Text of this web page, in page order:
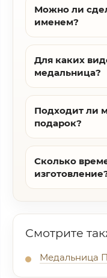
Можно ли
именем?
Для каких
медальница?
Подходит ли
подарок?
Сколько
Смотрите
Медальница